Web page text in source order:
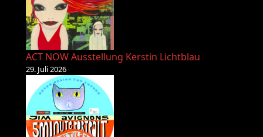
ACT NOW Ausstellung Kerstin Lichtblau
29. Juli 2026